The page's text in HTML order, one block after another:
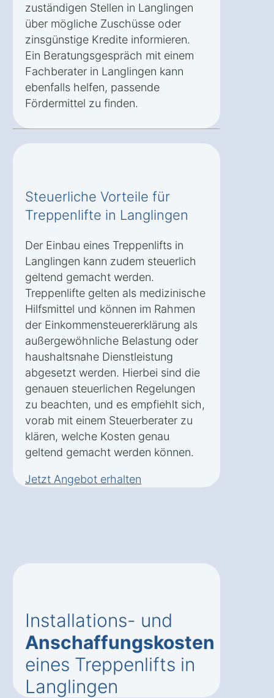
zuständigen Stellen in Langlingen
über mögliche Zuschüsse oder
zinsgünstige Kredite informieren.
Ein Beratungsgespräch mit einem
Fachberater in Langlingen kann
ebenfalls helfen, passende
Fördermittel zu finden.
Steuerliche Vorteile für
Treppenlifte in Langlingen
Der Einbau eines Treppenlifts in
Langlingen kann zudem steuerlich
geltend gemacht werden.
Treppenlifte gelten als medizinische
Hilfsmittel und können im Rahmen
der Einkommensteuererklärung als
außergewöhnliche Belastung oder
haushaltsnahe Dienstleistung
abgesetzt werden. Hierbei sind die
genauen steuerlichen Regelungen
zu beachten, und es empfiehlt sich,
vorab mit einem Steuerberater zu
klären, welche Kosten genau
geltend gemacht werden können.
Jetzt Angebot erhalten
Installations- und
Anschaffungskosten
eines Treppenlifts in
Langlingen